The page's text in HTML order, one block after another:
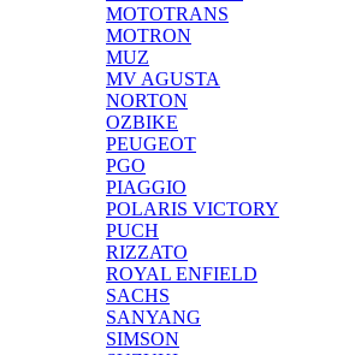
MOTOTRANS
MOTRON
MUZ
MV AGUSTA
NORTON
OZBIKE
PEUGEOT
PGO
PIAGGIO
POLARIS VICTORY
PUCH
RIZZATO
ROYAL ENFIELD
SACHS
SANYANG
SIMSON